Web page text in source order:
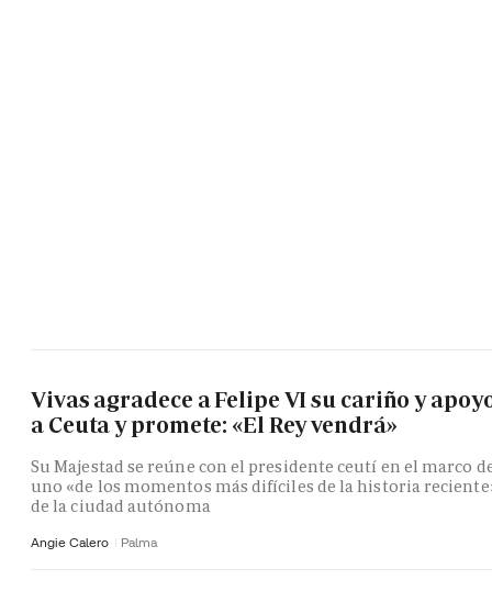
Vivas agradece a Felipe VI su cariño y
a Ceuta y promete: «El Rey vendrá»
Su Majestad se reúne con el presidente ceutí en el marco
uno «de los momentos más difíciles de la historia
de la ciudad autónoma
Angie Calero Palma